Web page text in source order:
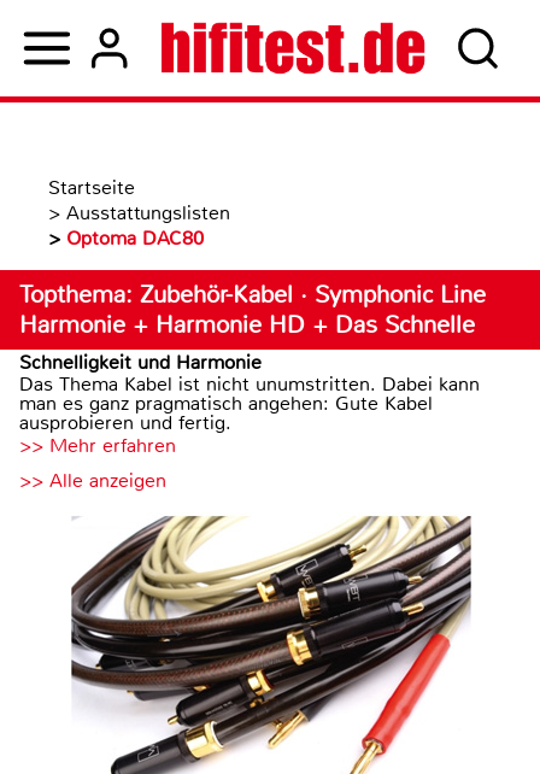
Startseite
> Ausstattungslisten
> Optoma DAC80
Topthema: Zubehör-Kabel · Symphonic Line
Harmonie + Harmonie HD + Das Schnelle
Schnelligkeit und Harmonie
Das Thema Kabel ist nicht unumstritten. Dabei kann
man es ganz pragmatisch angehen: Gute Kabel
ausprobieren und fertig.
>> Mehr erfahren
>> Alle anzeigen